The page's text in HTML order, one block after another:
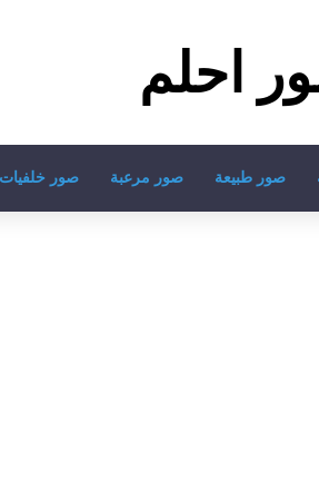
احلم
صور طبيعة صور مرعبة صور خلفيات